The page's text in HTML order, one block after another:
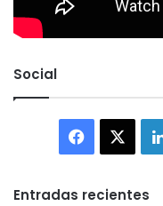
Social
Facebook
Entradas recientes